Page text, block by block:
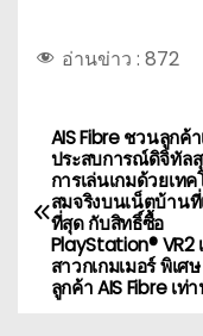
อ่านข่าว : 872
แ
น
ะ
แ
AIS Fibre ชวนลูกค้
ประสบการณ์ดิจิทัล
การเล่นเกมด้วยเท
สมจริงบนเน็ตบ้านที่
ที่สุด กับสิทธิ์ซื้อ
PlayStation® VR2
สาวกเกมเมอร์ พิเศ
ลูกค้า AIS Fibre เท่